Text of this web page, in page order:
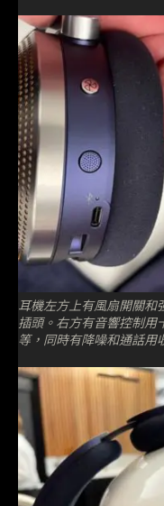
耳機左方上有風扇開關和
插頭。右方有音響控制用
等，同時有降噪和通話用